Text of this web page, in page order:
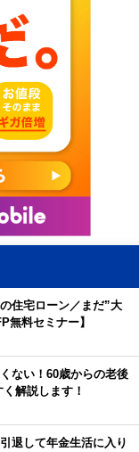
住宅ローン／まだ”大
無料セミナー】
ない！60歳からの老後
解説します！
退して年金生活に入り